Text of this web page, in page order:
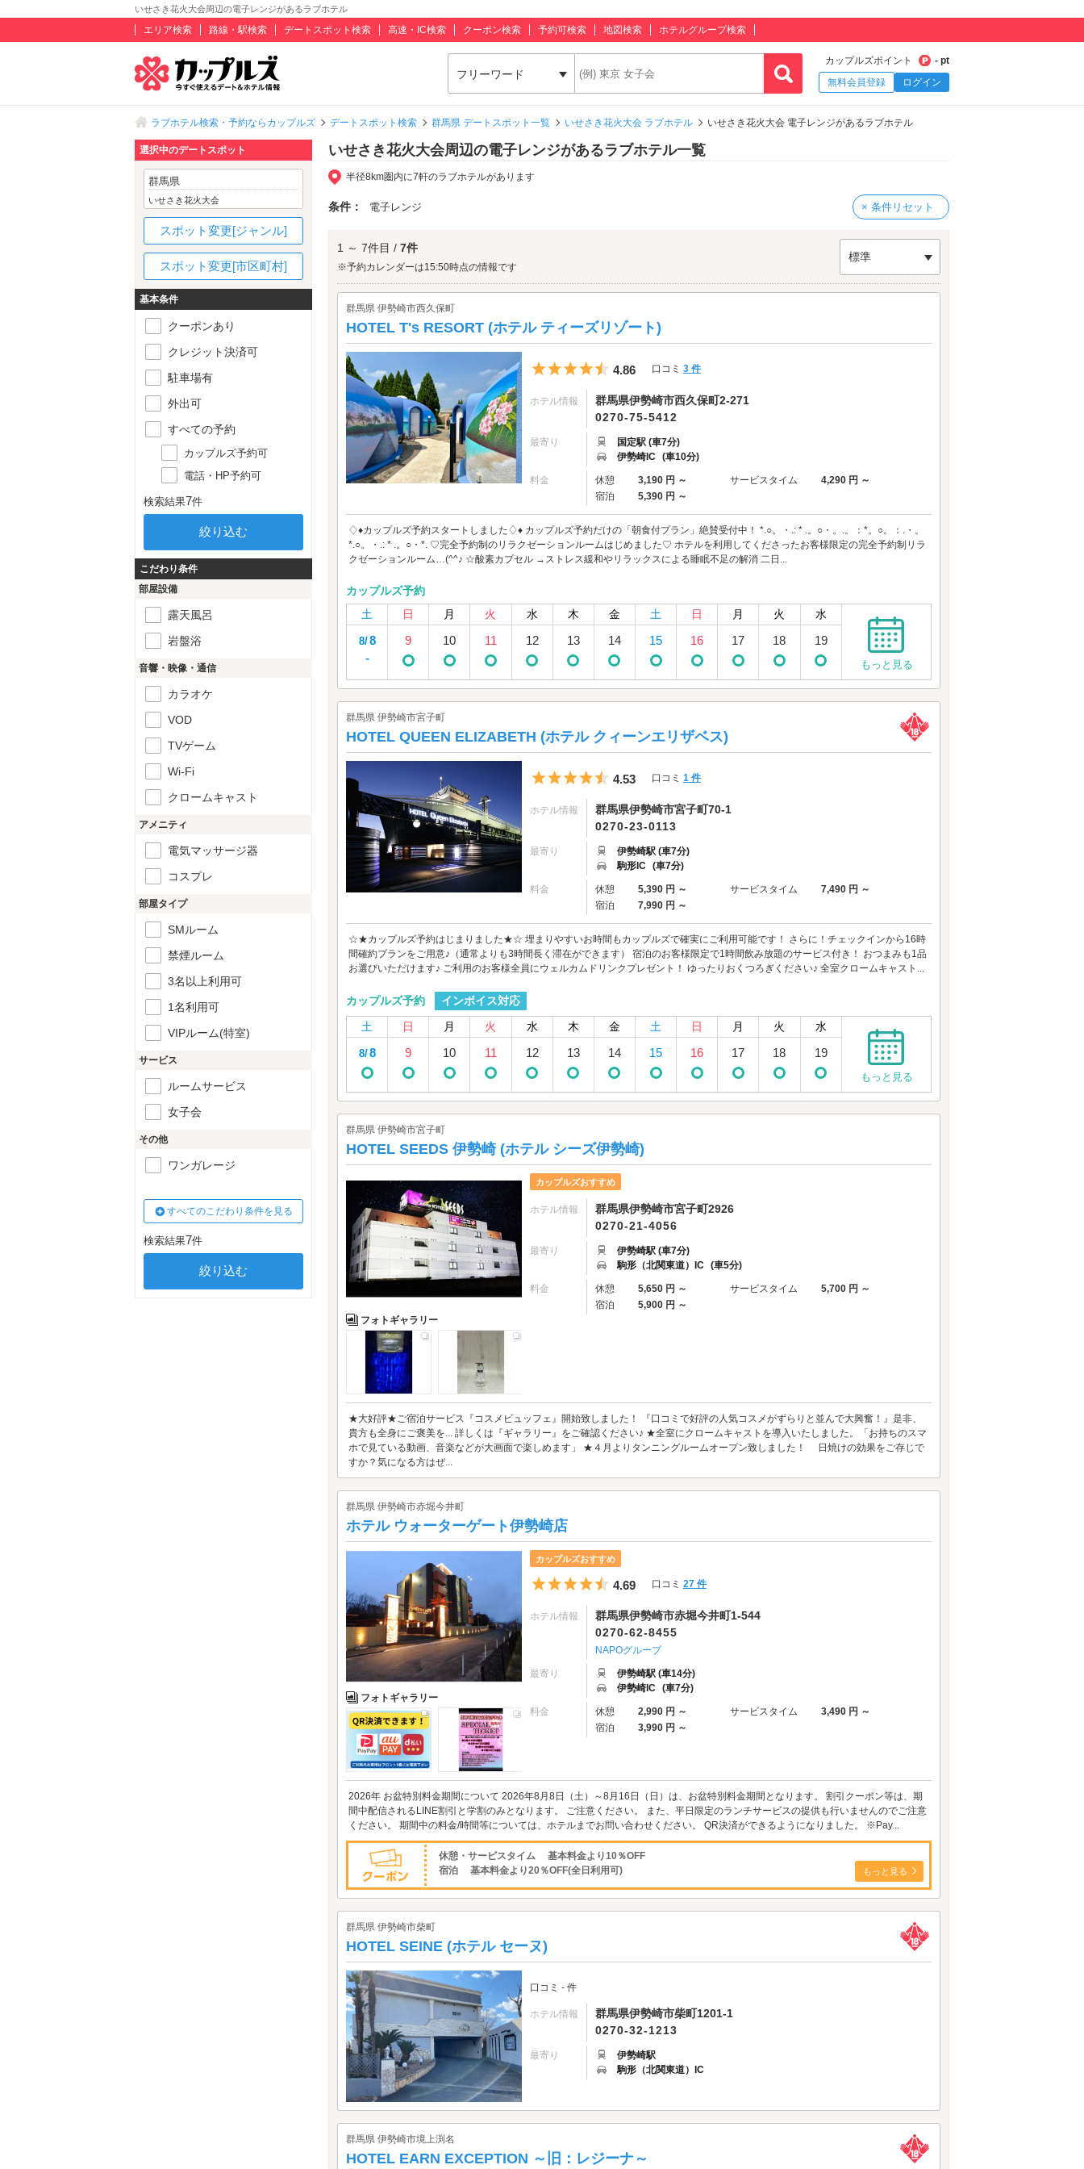
いせさき花火大会周辺の電子レンジがあるラブホテル
エリア検索 路線・駅検索 デートスポット検索 高速・IC検索 クーポン検索 予約可検索 地図検索 ホテルグループ検索
フリーワード
カップルズポイント
- pt
無料会員登録
ログイン
ラブホテル検索・予約ならカップルズ デートスポット検索 群馬県 デートスポット一覧 いせさき花火大会 ラブホテル いせさき花火大会 電子レンジがあるラブホテル
いせさき花火大会周辺の電子レンジがあるラブホテル一覧
半径8km圏内に7軒のラブホテルがあります
条件： 電子レンジ × 条件リセット
1 ～ 7件目 / 7件
※予約カレンダーは15:50時点の情報です
標準
群馬県 伊勢崎市西久保町
HOTEL T's RESORT (ホテル ティーズリゾート)
5つ星のうち4.5
4.86 口コミ 3 件
ホテル情報
群馬県伊勢崎市西久保町2-271
0270-75-5412
最寄り
国定駅 (車7分)
伊勢崎IC (車10分)
料金 休憩 3,190 円 ～ サービスタイム
4,290 円 ～
宿泊
5,390 円 ～
♢♦️カップルズ予約スタートしました♢♦️ カップルズ予約だけの「朝食付プラン」絶賛受付中！ *.○。・.: * .。○・。.。：*。○。：.・。
*.○。・.: * .。○・*. ♡完全予約制のリラクゼーションルームはじめました♡ ホテルを利用してくださったお客様限定の完全予約制リラ
クゼーションルーム…(^^♪ ☆酸素カプセル →ストレス緩和やリラックスによる睡眠不足の解消 二日...
カップルズ予約
土
日 月 火 水 木 金 土 日 月 火 水
8/8
-
9 10 11 12 13 14 15 16 17 18 19
もっと見る
群馬県 伊勢崎市宮子町
HOTEL QUEEN ELIZABETH (ホテル クィーンエリザベス)
5つ星のうち4.5
4.53 口コミ 1 件
ホテル情報
群馬県伊勢崎市宮子町70-1
0270-23-0113
最寄り
伊勢崎駅 (車7分)
駒形IC (車7分)
料金 休憩 5,390 円 ～ サービスタイム
7,490 円 ～
宿泊
7,990 円 ～
☆★カップルズ予約はじまりました★☆ 埋まりやすいお時間もカップルズで確実にご利用可能です！ さらに！チェックインから16時
間確約プランをご用意♪（通常よりも3時間長く滞在ができます） 宿泊のお客様限定で1時間飲み放題のサービス付き！ おつまみも1品
お選びいただけます♪ ご利用のお客様全員にウェルカムドリンクプレゼント！ ゆったりおくつろぎください♪ 全室クロームキャスト...
カップルズ予約
インボイス対応
土
日 月 火 水 木 金 土 日 月 火 水
8/8 9 10 11 12 13 14 15 16 17 18 19
もっと見る
群馬県 伊勢崎市宮子町
HOTEL SEEDS 伊勢崎 (ホテル シーズ伊勢崎)
フォトギャラリー
カップルズおすすめ
ホテル情報
群馬県伊勢崎市宮子町2926
0270-21-4056
最寄り
伊勢崎駅 (車7分)
駒形（北関東道）IC (車5分)
料金 休憩 5,650 円 ～ サービスタイム
5,700 円 ～
宿泊
5,900 円 ～
★大好評★ご宿泊サービス『コスメビュッフェ』開始致しました！ 『口コミで好評の人気コスメがずらりと並んで大興奮！』是非、
貴方も全身にご褒美を... 詳しくは『ギャラリー』をご確認ください♪ ★全室にクロームキャストを導入いたしました。「お持ちのスマ
ホで見ている動画、音楽などが大画面で楽しめます」 ★４月よりタンニングルームオープン致しました！ 日焼けの効果をご存じで
すか？気になる方はぜ...
群馬県 伊勢崎市赤堀今井町
ホテル ウォーターゲート伊勢崎店
フォトギャラリー
カップルズおすすめ
5つ星のうち4.5
4.69 口コミ 27 件
ホテル情報
群馬県伊勢崎市赤堀今井町1-544
0270-62-8455
NAPOグループ
最寄り
伊勢崎駅 (車14分)
伊勢崎IC (車7分)
料金 休憩 2,990 円 ～ サービスタイム
3,490 円 ～
宿泊
3,990 円 ～
2026年 お盆特別料金期間について 2026年8月8日（土）～8月16日（日）は、お盆特別料金期間となります。 割引クーポン等は、期
間中配信されるLINE割引と学割のみとなります。 ご注意ください。 また、平日限定のランチサービスの提供も行いませんのでご注意
ください。 期間中の料金/時間等については、ホテルまでお問い合わせください。 QR決済ができるようになりました。 ※Pay...
休憩・サービスタイム 基本料金より10％OFF
宿泊 基本料金より20％OFF(全日利用可)
もっと見る
群馬県 伊勢崎市柴町
HOTEL SEINE (ホテル セーヌ)
口コミ - 件
ホテル情報
群馬県伊勢崎市柴町1201-1
0270-32-1213
最寄り
伊勢崎駅
駒形（北関東道）IC
群馬県 伊勢崎市境上渕名
HOTEL EARN EXCEPTION ～旧：レジーナ～
選択中のデートスポット
群馬県
いせさき花火大会
スポット変更[ジャンル]
スポット変更[市区町村]
基本条件
クーポンあり
クレジット決済可
駐車場有
外出可
すべての予約
カップルズ予約可
電話・HP予約可
検索結果7件
こだわり条件
部屋設備
露天風呂
岩盤浴
音響・映像・通信
カラオケ
VOD
TVゲーム
Wi-Fi
クロームキャスト
アメニティ
電気マッサージ器
コスプレ
部屋タイプ
SMルーム
禁煙ルーム
3名以上利用可
1名利用可
VIPルーム(特室)
サービス
ルームサービス
女子会
その他
ワンガレージ
すべてのこだわり条件を見る
検索結果7件